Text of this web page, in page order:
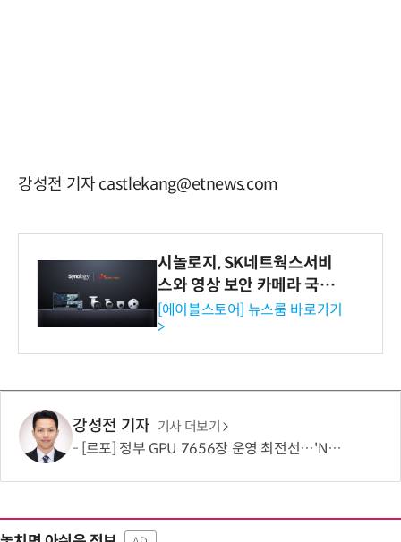
강성전 기자 castlekang@etnews.com
시놀로지, SK네트웍스서비
스와 영상 보안 카메라 국내
독점 판매 파트너십 체결
[에이블스토어] 뉴스룸 바로가기
>
강성전 기자 기사 더보기
[르포] 정부 GPU 7656장 운영 최전선…'NHN 팩토리X' 가보니